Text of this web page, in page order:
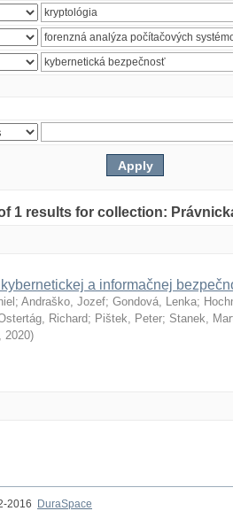
1 results for collection:
a informačnej
; Andraško, Jozef; Gondová, Lenka;
Richard; Pištek, Peter; Stanek,
, 2020)
2016
DuraSpace